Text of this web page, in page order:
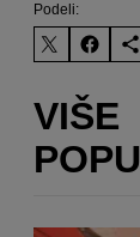
Podeli:
VIŠE